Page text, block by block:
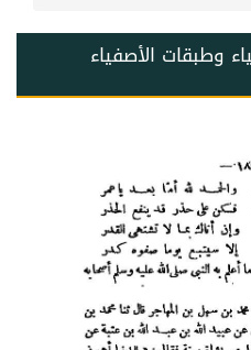
وطبقات الأصفياء